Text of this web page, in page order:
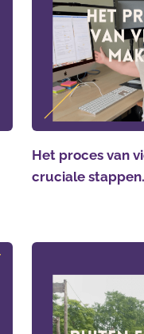
Het proces van
cruciale stappen.